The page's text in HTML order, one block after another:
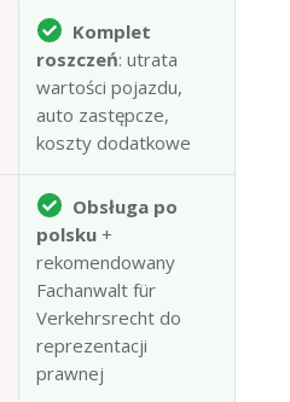
Komplet
roszczeń: utrata
wartości pojazdu,
auto zastępcze,
koszty dodatkowe
Obsługa po
polsku+
rekomendowany
Fachanwalt für
Verkehrsrecht do
reprezentacji
prawnej